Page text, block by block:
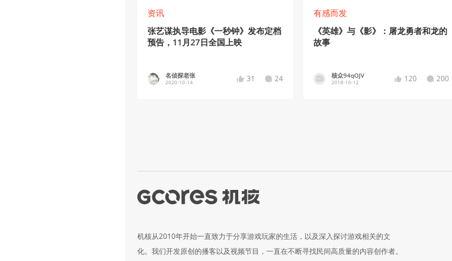
资讯
张艺谋执导电影《一秒钟》发布定档
预告，11月27日全国上映
名侦探老张
2020-10-14 31 24
有感而发
《英雄》与《影》：屠龙勇者和龙的
故事
核众94qOJV
2018-10-12 120 200
机核从2010年开始一直致力于分享游戏玩家的生活，以及深入探讨游戏相关的文
化。我们开发原创的播客以及视频节目，一直在不断寻找民间高质量的内容创作者。